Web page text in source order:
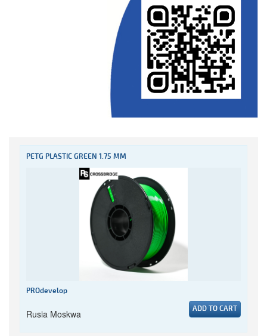
PETG PLASTIC GREEN 1.75 MM
PROdevelop
Rusia Moskwa ADD TO CART